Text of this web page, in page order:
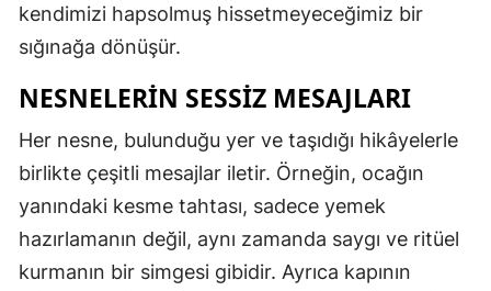
kendimizi hapsolmuş hissetmeyeceğimiz bir
sığınağa dönüşür.
NESNELERIN SESSIZ MESAJLARI
Her nesne, bulunduğu yer ve taşıdığı hikâyelerle
birlikte çeşitli mesajlar iletir. Örneğin, ocağın
yanındaki kesme tahtası, sadece yemek
hazırlamanın değil, aynı zamanda saygı ve ritüel
kurmanın bir simgesi gibidir. Ayrıca kapının